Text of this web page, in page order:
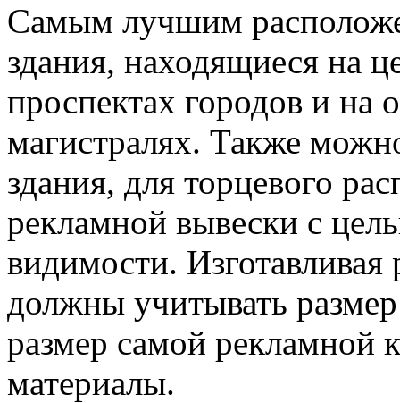
Самым лучшим
здания, находящиеся на
проспектах городов и на
магистралях. Также
здания, для торцевого
рекламной вывески с
видимости. Изготавливая
должны учитывать
размер самой рекламной
материалы.